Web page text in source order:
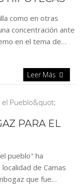
como en otras
concentración ante
en el tema de…
Leer Más
PARA EL
pueblo" ha
de Camas
que fue…